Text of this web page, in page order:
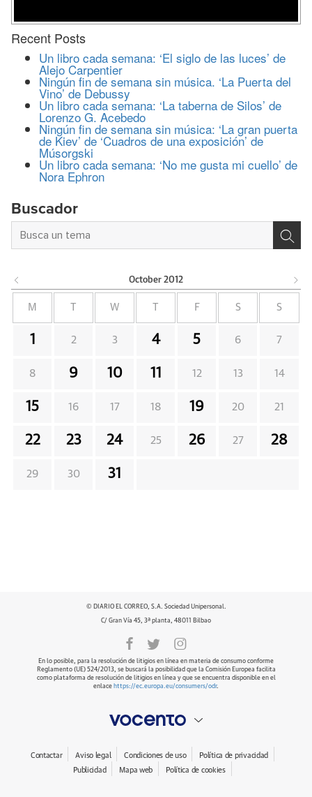
Recent Posts
Un libro cada semana: ‘El siglo de las luces’ de
Alejo Carpentier
Ningún fin de semana sin música. ‘La Puerta del
Vino’ de Debussy
Un libro cada semana: ‘La taberna de Silos’ de
Lorenzo G. Acebedo
Ningún fin de semana sin música: ‘La gran puerta
de Kiev’ de ‘Cuadros de una exposición’ de
Músorgski
Un libro cada semana: ‘No me gusta mi cuello’ de
Nora Ephron
Buscador
October 2012
M W F S S
1 2 3 4 5 6 7
8 9 10 11 12 13 14
15 16 17 18 19 20 21
22 23 24 25 26 27 28
29 30 31
© DIARIO EL CORREO, S.A. Sociedad Unipersonal.
C/ Gran Vía 45, 3ª planta, 48011 Bilbao
En lo posible, para la resolución de litigios en línea en materia de consumo conforme
Reglamento (UE) 524/2013, se buscará la posibilidad que la Comisión Europea facilita
como plataforma de resolución de litigios en línea y que se encuentra disponible en el
enlace https://ec.europa.eu/consumers/odr.
Contactar Aviso legal Condiciones de uso
Política de privacidad
Publicidad
Mapa web Política de cookies